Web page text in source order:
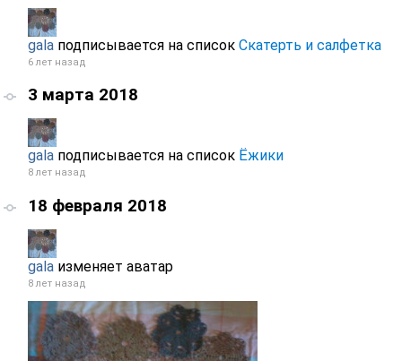
gala подписывается на список Скатерть и салфетка
6 лет назад
3 марта 2018
gala подписывается на список Ёжики
8 лет назад
18 февраля 2018
gala изменяет аватар
8 лет назад